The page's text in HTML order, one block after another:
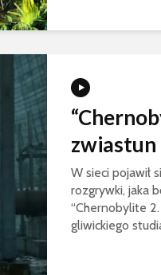
W sieci pojawił
rozgrywki, jaka
“Chernobylite
gliwickiego